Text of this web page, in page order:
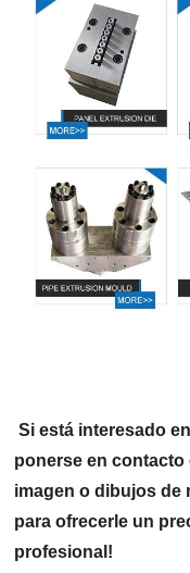
Si está interesado
ponerse en
imagen o dibujos de
para ofrecerle un
profesional!